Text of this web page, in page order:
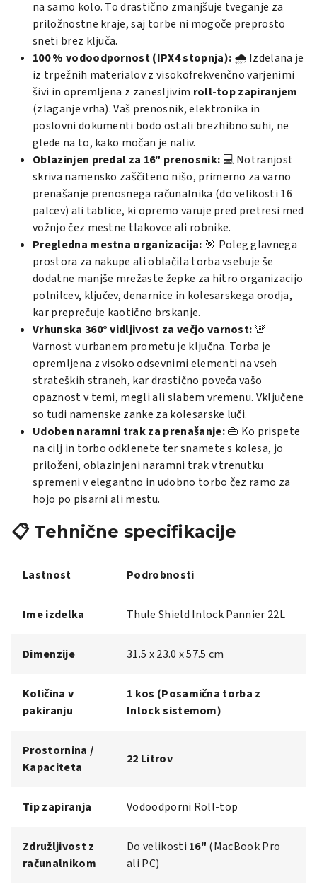
na samo kolo. To drastično zmanjšuje tveganje za
priložnostne kraje, saj torbe ni mogoče preprosto
sneti brez ključa.
100 % vodoodpornost (IPX4 stopnja): 🌧️ Izdelana je
iz trpežnih materialov z visokofrekvenčno varjenimi
šivi in opremljena z zanesljivim roll-top zapiranjem
(zlaganje vrha). Vaš prenosnik, elektronika in
poslovni dokumenti bodo ostali brezhibno suhi, ne
glede na to, kako močan je naliv.
Oblazinjen predal za 16" prenosnik: 💻 Notranjost
skriva namensko zaščiteno nišo, primerno za varno
prenašanje prenosnega računalnika (do velikosti 16
palcev) ali tablice, ki opremo varuje pred pretresi med
vožnjo čez mestne tlakovce ali robnike.
Pregledna mestna organizacija: 🎯 Poleg glavnega
prostora za nakupe ali oblačila torba vsebuje še
dodatne manjše mrežaste žepke za hitro organizacijo
polnilcev, ključev, denarnice in kolesarskega orodja,
kar preprečuje kaotično brskanje.
Vrhunska 360° vidljivost za večjo varnost: 🚨
Varnost v urbanem prometu je ključna. Torba je
opremljena z visoko odsevnimi elementi na vseh
strateških straneh, kar drastično poveča vašo
opaznost v temi, megli ali slabem vremenu. Vključene
so tudi namenske zanke za kolesarske luči.
Udoben naramni trak za prenašanje:👜 Ko prispete
na cilj in torbo odklenete ter snamete s kolesa, jo
priloženi, oblazinjeni naramni trak v trenutku
spremeni v elegantno in udobno torbo čez ramo za
hojo po pisarni ali mestu.
📋 Tehnične specifikacije
Lastnost Podrobnosti
Ime izdelka Thule Shield Inlock Pannier 22L
Dimenzije 31.5 x 23.0 x 57.5 cm
Količina v
pakiranju
1 kos (Posamična torba z
Inlock sistemom)
Prostornina /
Kapaciteta
22 Litrov
Tip zapiranja Vodoodporni Roll-top
Združljivost z
računalnikom
Do velikosti 16" (MacBook Pro
ali PC)